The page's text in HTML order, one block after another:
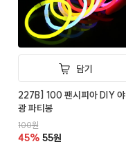
담기
227B] 100 팬시피아 DIY 야
광 파티봉
100원
45% 55원